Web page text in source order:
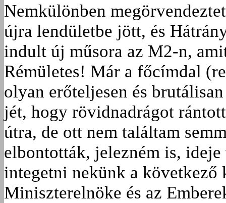
Nemkülönben
újra lendületbe jött, és
indult új műsora az M2-n,
Rémületes! Már a főcímdal
olyan erőteljesen és
jét, hogy rövidnadrágot
útra, de ott nem találtam
elbontották, jelezném is,
integetni nekünk a következő
Miniszterelnöke és az